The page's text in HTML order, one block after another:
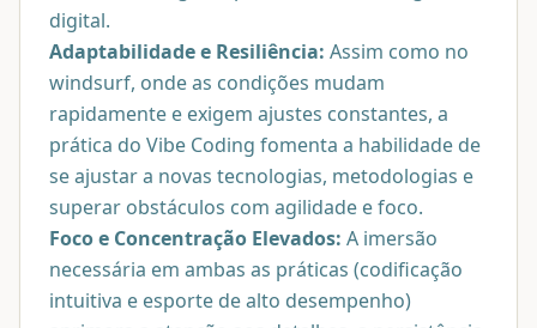
digital.
Adaptabilidade e Resiliência: Assim como no
windsurf, onde as condições mudam
rapidamente e exigem ajustes constantes, a
prática do Vibe Coding fomenta a habilidade de
se ajustar a novas tecnologias, metodologias e
superar obstáculos com agilidade e foco.
Foco e Concentração Elevados: A imersão
necessária em ambas as práticas (codificação
intuitiva e esporte de alto desempenho)